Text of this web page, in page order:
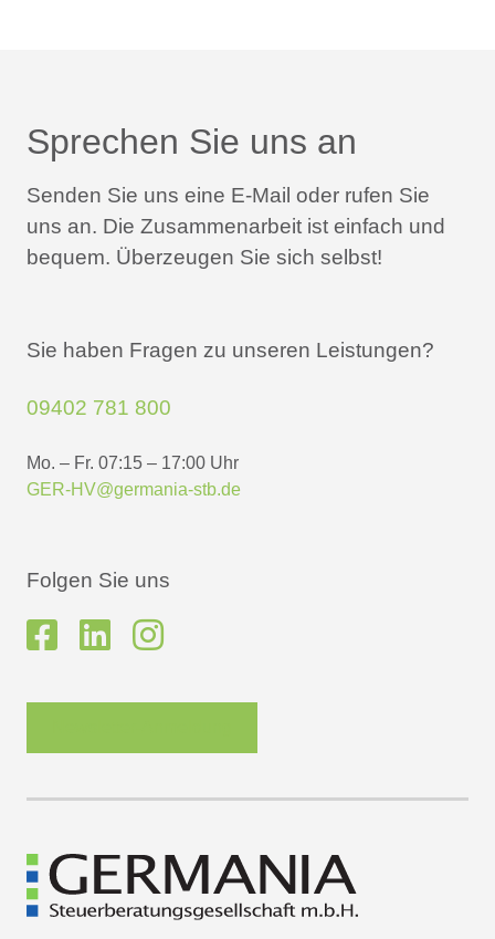
Sprechen Sie uns an
Senden Sie uns eine E-Mail oder rufen Sie
uns an. Die Zusammenarbeit ist einfach und
bequem. Überzeugen Sie sich selbst!
Sie haben Fragen zu unseren Leistungen?
09402 781 800
Mo. – Fr. 07:15 – 17:00 Uhr
GER-HV@germania-stb.de
Folgen Sie uns